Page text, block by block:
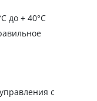
до + 40°C
с